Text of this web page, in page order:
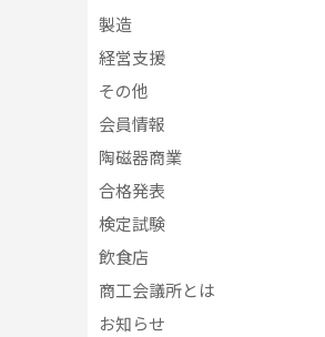
製造
経営支援
その他
会員情報
陶磁器商業
合格発表
検定試験
飲食店
商工会議所とは
お知らせ